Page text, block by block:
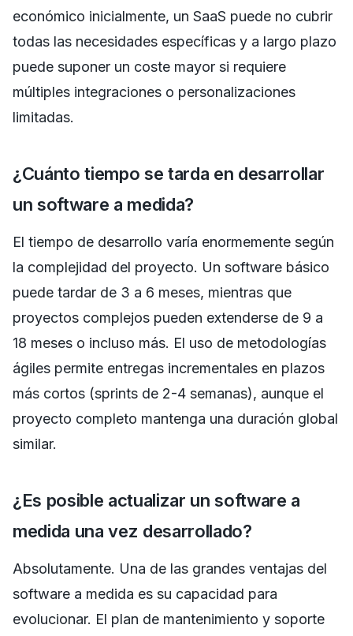
económico inicialmente, un SaaS puede no cubrir
todas las necesidades específicas y a largo plazo
puede suponer un coste mayor si requiere
múltiples integraciones o personalizaciones
limitadas.
¿Cuánto tiempo se tarda en desarrollar
un software a medida?
El tiempo de desarrollo varía enormemente según
la complejidad del proyecto. Un software básico
puede tardar de 3 a 6 meses, mientras que
proyectos complejos pueden extenderse de 9 a
18 meses o incluso más. El uso de metodologías
ágiles permite entregas incrementales en plazos
más cortos (sprints de 2-4 semanas), aunque el
proyecto completo mantenga una duración global
similar.
¿Es posible actualizar un software a
medida una vez desarrollado?
Absolutamente. Una de las grandes ventajas del
software a medida es su capacidad para
evolucionar. El plan de mantenimiento y soporte